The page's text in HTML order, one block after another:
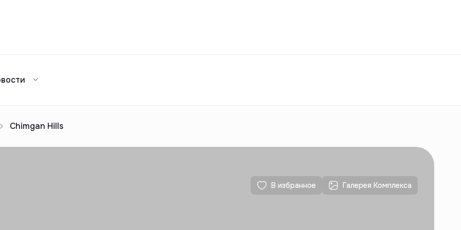
Сдача в 2025
Chimgan Hills
В избранное Галерея Комплекса